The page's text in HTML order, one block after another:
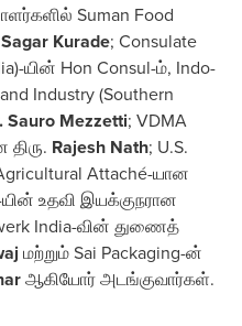
Suman Food
Sagar Kurade; Consulate
)-யின் Hon Consul-ம், Indo-
Industry (Southern
Sauro Mezzetti; VDMA
Rajesh Nath; U.S.
Attaché-யான
யின் உதவி இயக்குநரான
India-வின் துணைத்
மற்றும் Sai Packaging-ன்
ஆகியோர் அடங்குவார்கள்.